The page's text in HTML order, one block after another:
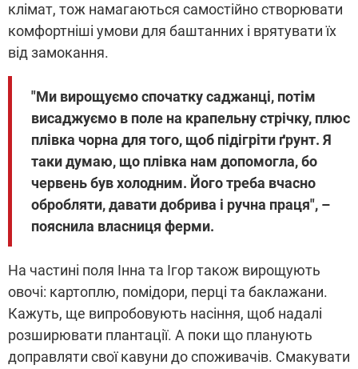
клімат, тож намагаються самостійно створювати
комфортніші умови для баштанних і врятувати їх
від замокання.
"Ми вирощуємо спочатку саджанці, потім
висаджуємо в поле на крапельну стрічку, плюс
плівка чорна для того, щоб підігріти ґрунт. Я
таки думаю, що плівка нам допомогла, бо
червень був холодним. Його треба вчасно
обробляти, давати добрива і ручна праця", –
пояснила власниця ферми.
На частині поля Інна та Ігор також вирощують
овочі: картоплю, помідори, перці та баклажани.
Кажуть, ще випробовують насіння, щоб надалі
розширювати плантації. А поки що планують
доправляти свої кавуни до споживачів. Смакувати